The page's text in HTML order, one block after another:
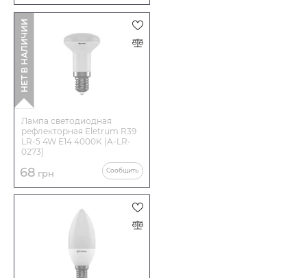
Лампа светодиодная
рефлекторная Eletrum R39
LR-5 4W E14 4000K (A-LR-
0273)
68 грн Сообщить
НЕТ В НАЛИЧИИ